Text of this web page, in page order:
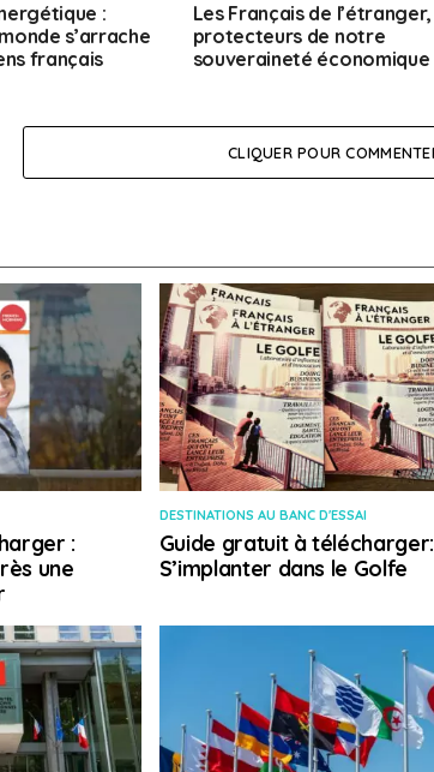
:
s’arrache
français
Les Français de l’étranger,
protecteurs de notre
souveraineté économique
CLIQUER POUR
:
une
DESTINATIONS AU BANC D'ESSAI
Guide gratuit à télécharger:
S’implanter dans le Golfe